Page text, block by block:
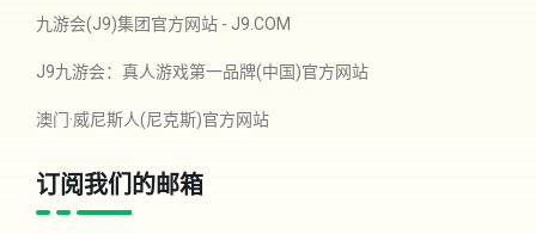
九游会(J9)集团官方网站 - J9.COM
J9九游会：真人游戏第一品牌(中国)官方网站
澳门·威尼斯人(尼克斯)官方网站
订阅我们的邮箱